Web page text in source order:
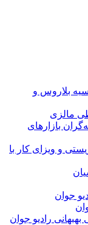
بلاروس و
مالزی
بازارهای
و ویزای کار با
جوان
بهبهانی رادیو جوان